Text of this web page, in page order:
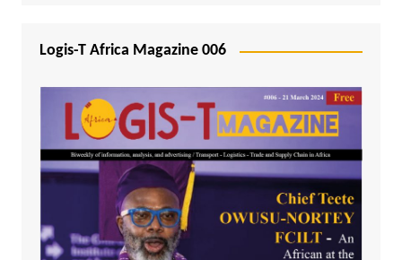
Logis-T Africa Magazine 006